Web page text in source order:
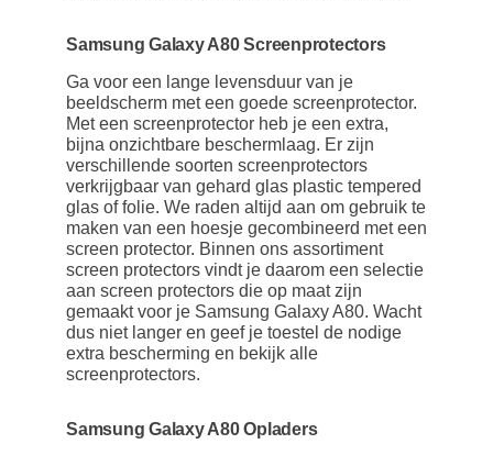
Samsung Galaxy A80 Screenprotectors
Ga voor een lange levensduur van je
beeldscherm met een goede screenprotector.
Met een screenprotector heb je een extra,
bijna onzichtbare beschermlaag. Er zijn
verschillende soorten screenprotectors
verkrijgbaar van gehard glas plastic tempered
glas of folie. We raden altijd aan om gebruik te
maken van een hoesje gecombineerd met een
screen protector. Binnen ons assortiment
screen protectors vindt je daarom een selectie
aan screen protectors die op maat zijn
gemaakt voor je Samsung Galaxy A80. Wacht
dus niet langer en geef je toestel de nodige
extra bescherming en bekijk alle
screenprotectors.
Samsung Galaxy A80 Opladers